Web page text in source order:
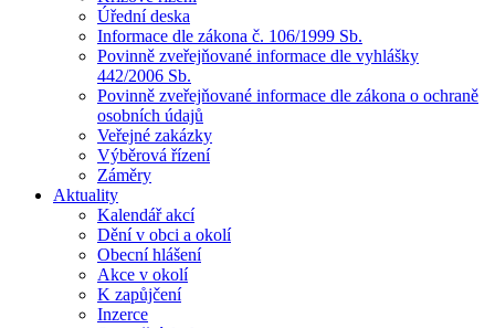
Úřední deska
Informace dle zákona č. 106/1999 Sb.
Povinně zveřejňované informace dle vyhlášky
442/2006 Sb.
Povinně zveřejňované informace dle zákona o ochraně
osobních údajů
Veřejné zakázky
Výběrová řízení
Záměry
Aktuality
Kalendář akcí
Dění v obci a okolí
Obecní hlášení
Akce v okolí
K zapůjčení
Inzerce